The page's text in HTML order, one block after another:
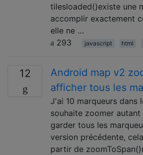
tilesloaded()existe une
accomplir exactement
elle ne …
293
javascript html
12
Android map v2
afficher tous les
J'ai 10 marqueurs dans
souhaite zoomer
garder tous les
version précédente,
partir de